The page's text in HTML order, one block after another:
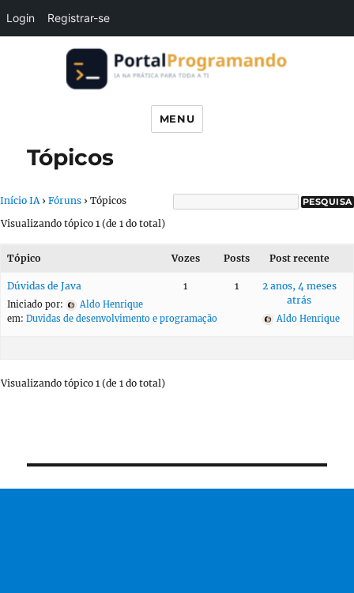
Login Registrar-se
Portal Programando
MENU
Tópicos
Início IA › Fóruns › Tópicos
Visualizando tópico 1 (de 1 do total)
Tópico Vozes Posts Post recente
Dúvidas de Java
Iniciado por:
Aldo Henrique
em: Duvidas de desenvolvimento e programação
1 1
2 anos, 4 meses
atrás
Aldo Henrique
Visualizando tópico 1 (de 1 do total)